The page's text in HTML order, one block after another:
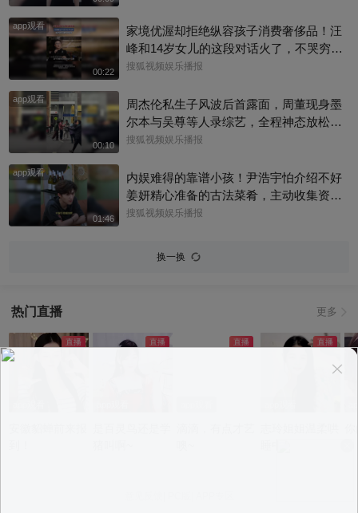
app观看
00:22
家境优渥却拒绝纵容孩子消费奢侈品！汪
峰和14岁女儿的这段对话火了，不哭穷不
宠溺，把消费边界讲得明明白白，育儿观
搜狐视频娱乐播报
app观看
00:10
周杰伦私生子风波后首露面，周董现身墨
尔本与吴尊等人录综艺，全程神态放松、
有说有笑，还主动向路人打招呼，完全没
杰威尔已发声明追责，清者自清#周杰伦
搜狐视频娱乐播报
app观看
01:46
内娱难得的靠谱小孩！尹浩宇怕介绍不好
姜妍精心准备的古法菜肴，主动收集资料
做PDF菜单，标注菜品地域背景配图，连
搜狐视频娱乐播报
换一换
热门直播 更多